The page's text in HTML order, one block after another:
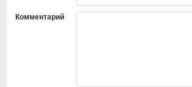
Комментарий